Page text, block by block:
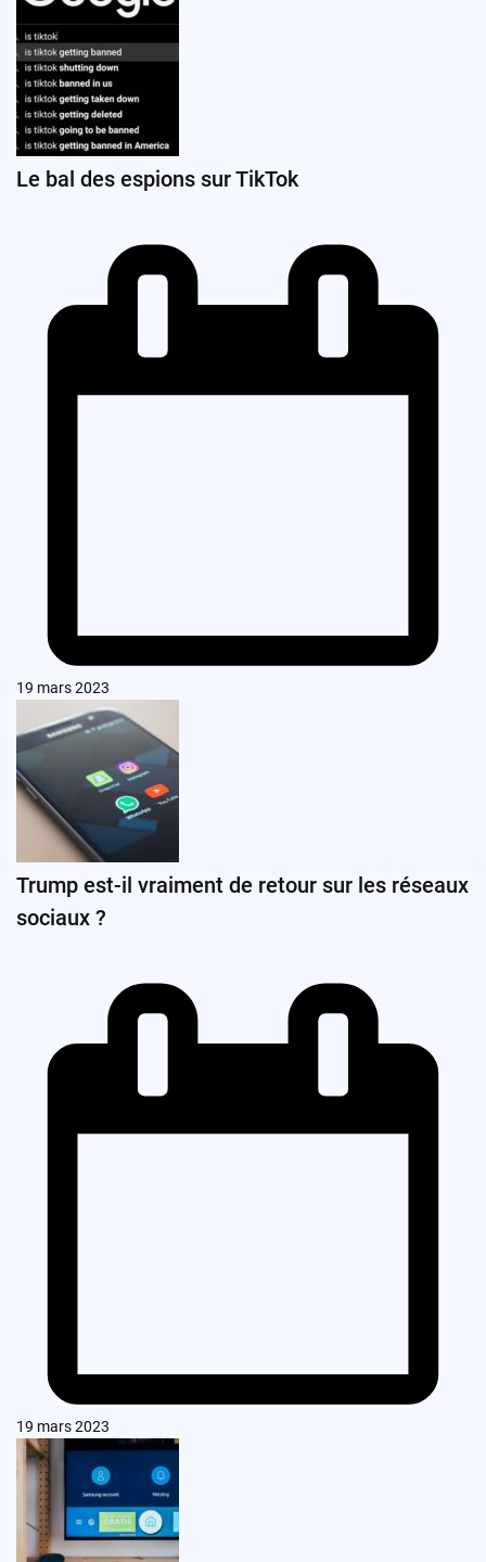
Le bal des espions sur TikTok
19 mars 2023
Trump est-il vraiment de retour sur les réseaux
sociaux ?
19 mars 2023